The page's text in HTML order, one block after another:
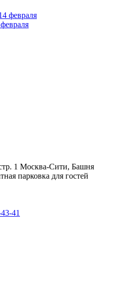
1 Москва-Сити, Башня
парковка для гостей
41